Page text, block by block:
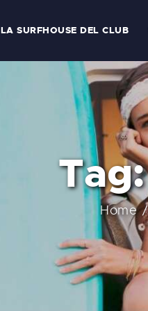
LA SURFHOUSE DEL CLUB
Home